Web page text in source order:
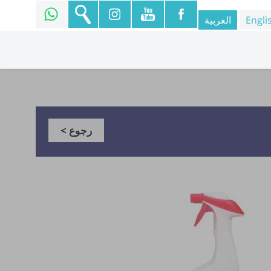
العربية
رجوع >